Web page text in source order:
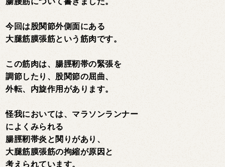
今回は股関節外側面にある
大腿筋膜張筋という筋肉です。
この筋肉は、腸脛靭帯の緊張を
調節したり、股関節の屈曲、
外転、内旋作用があります。
怪我においては、マラソンランナー
によくみられる
腸脛靭帯炎と関りがあり、
大腿筋膜張筋の拘縮が原因と
考えられています。